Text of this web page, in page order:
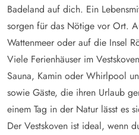
Badeland auf dich. Ein
sorgen für das Nötige vor Ort.
Wattenmeer oder auf die Insel
Viele Ferienhäuser im
Sauna, Kamin oder Whirlpool
sowie Gäste, die ihren Urlaub
einem Tag in der Natur lässt es
Der Vestskoven ist ideal, wenn